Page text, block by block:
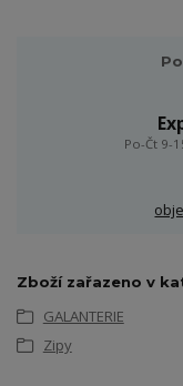
Po-Čt 9-
Zboží zařazeno v
GALANTERIE
Zipy